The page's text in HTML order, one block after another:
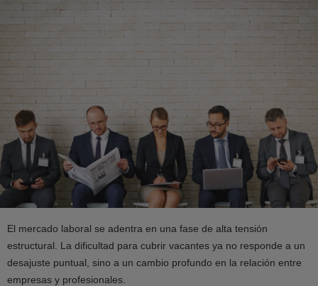
El mercado laboral se adentra en una fase de alta tensión
estructural. La dificultad para cubrir vacantes ya no responde a un
desajuste puntual, sino a un cambio profundo en la relación entre
empresas y profesionales.